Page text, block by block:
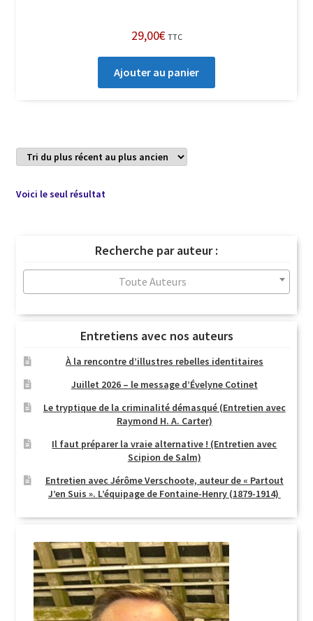
29,00€ TTC
Ajouter au panier
Voici le seul résultat
Recherche par auteur :
Toute Auteurs
Entretiens avec nos auteurs
À la rencontre d’illustres rebelles identitaires
Juillet 2026 – le message d’Évelyne Cotinet
Le tryptique de la criminalité démasqué (Entretien avec
Raymond H. A. Carter)
Il faut préparer la vraie alternative ! (Entretien avec
Scipion de Salm)
Entretien avec Jérôme Verschoote, auteur de « Partout
J’en Suis ». L’équipage de Fontaine-Henry (1879-1914)